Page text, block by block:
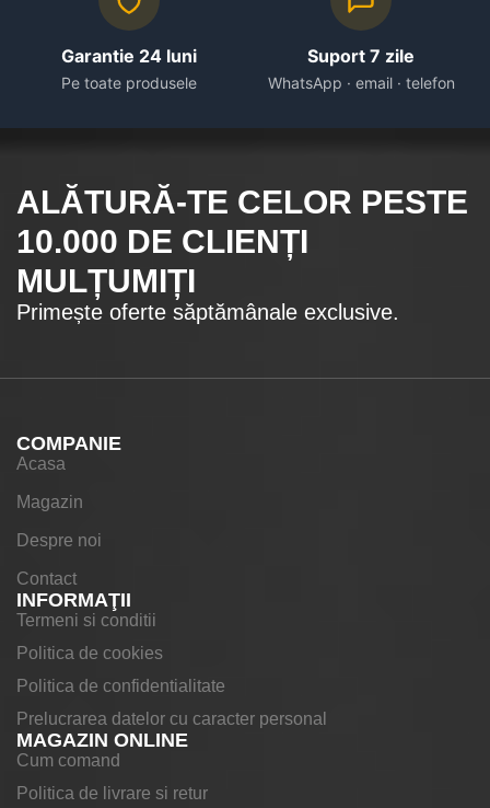
Garantie 24 luni
Pe toate produsele
Suport 7 zile
WhatsApp · email · telefon
ALĂTURĂ-TE CELOR PESTE
10.000 DE CLIENȚI
MULȚUMIȚI
Primește oferte săptămânale exclusive.
COMPANIE
Acasa
Magazin
Despre noi
Contact
INFORMAŢII
Termeni si conditii
Politica de cookies
Politica de confidentialitate
Prelucrarea datelor cu caracter personal
MAGAZIN ONLINE
Cum comand
Politica de livrare si retur